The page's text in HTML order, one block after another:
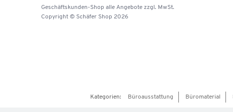
Geschäftskunden-Shop alle Angebote zzgl. MwSt.
Copyright © Schäfer Shop 2026
Kategorien: Büroausstattung Büromaterial